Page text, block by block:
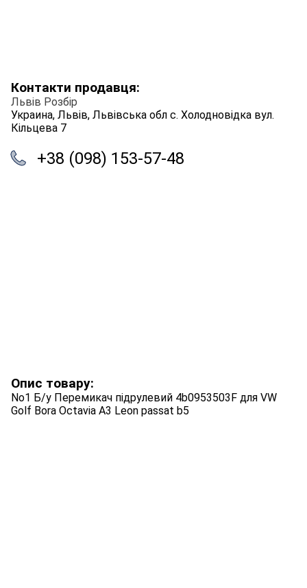
Контакти продавця:
Львів Розбір
Украина, Львів, Львівська обл с. Холодновідка вул.
Кільцева 7
+38 (098) 153-57-48
Опис товару:
No1 Б/у Перемикач підрулевий 4b0953503F для VW
Golf Bora Octavia A3 Leon passat b5